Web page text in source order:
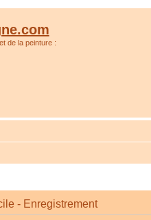
de la peinture :
- Enregistrement